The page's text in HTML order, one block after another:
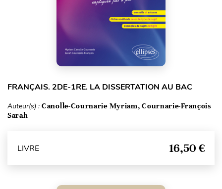
FRANÇAIS. 2DE-1RE. LA DISSERTATION AU BAC
Auteur(s) : Canolle-Cournarie Myriam, Cournarie-François
Sarah
LIVRE 16,50 €